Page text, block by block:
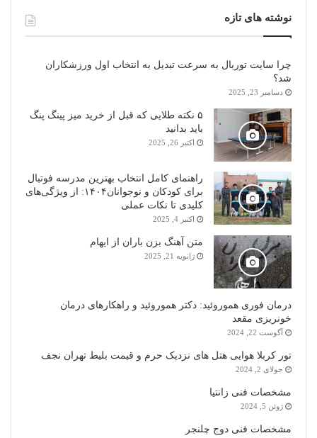
نوشته های تازه
چرا سایت توربال به ‌سرعت تبدیل به انتخاب اول ورزشکاران
شد؟
دسامبر 23, 2025
۵ نکته طلایی که قبل از خرید میز پینگ پنگ
باید بدانید
اکتبر 26, 2025
راهنمای کامل انتخاب بهترین مدرسه فوتبال
برای کودکان و نوجوانان۱۴۰۴: از ویژگی‌های
کلیدی تا نکات عملی
اکتبر 4, 2025
متن آهنگ بزن باران از ایهام
ژانویه 21, 2025
درمان فوری هموروئید: دکتر هموروئید و راهکارهای درمان
خونریزی مقعد
آگوست 22, 2024
تور کربلا هوایی هتل های نزدیک حرم و قیمت بلیط تهران نجف
جولای 2, 2024
مشخصات فنی زانتیا
ژوئن 5, 2024
مشخصات فنی دوج چلنجر